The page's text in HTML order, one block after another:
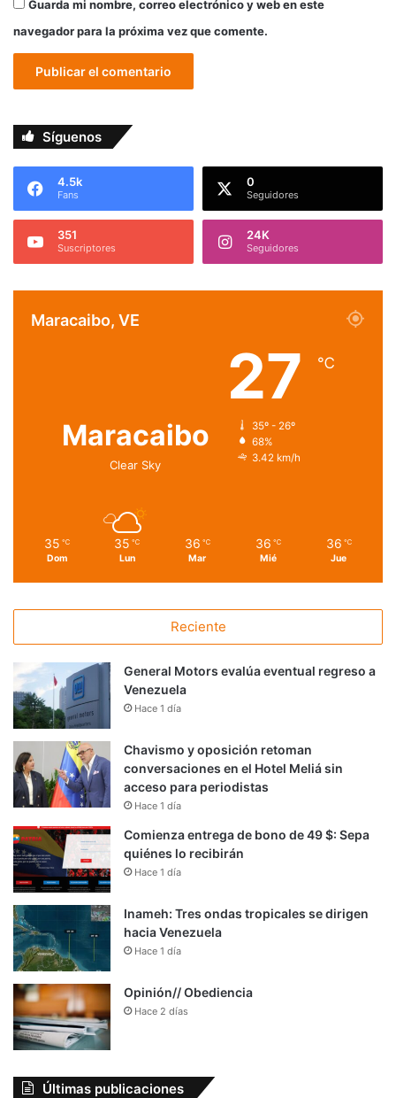
Guarda mi nombre, correo electrónico y web en este
navegador para la próxima vez que comente.
Síguenos
4.5k
Fans
0
Seguidores
351
Suscriptores
24K
Seguidores
Maracaibo, VE
Maracaibo
Clear Sky
27 ℃
35º - 26º
68%
3.42 km/h
35 ℃
Dom
35 ℃
Lun
36 ℃
Mar
36 ℃
Mié
36 ℃
Jue
Reciente
General Motors evalúa eventual regreso a
Venezuela
Hace 1 día
Chavismo y oposición retoman
conversaciones en el Hotel Meliá sin
acceso para periodistas
Hace 1 día
Comienza entrega de bono de 49 $: Sepa
quiénes lo recibirán
Hace 1 día
Inameh: Tres ondas tropicales se dirigen
hacia Venezuela
Hace 1 día
Opinión// Obediencia
Hace 2 días
Últimas publicaciones